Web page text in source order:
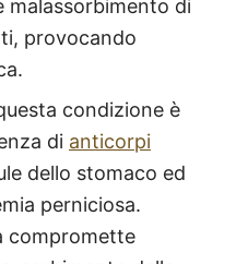
malassorbimento di
provocando
condizione è
di anticorpi
dello stomaco ed
perniciosa.
compromette